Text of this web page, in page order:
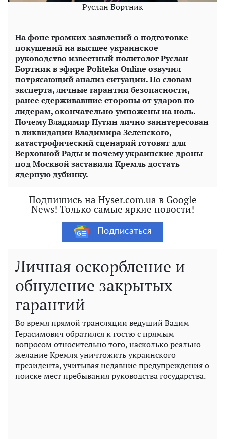
Руслан Бортник
На фоне громких заявлений о подготовке
покушений на высшее украинское
руководство известный политолог Руслан
Бортник в эфире Politeka Online озвучил
потрясающий анализ ситуации. По словам
эксперта, личные гарантии безопасности,
ранее сдерживавшие стороны от ударов по
лидерам, окончательно умножены на ноль.
Почему Владимир Путин лично заинтересован
в ликвидации Владимира Зеленского,
катастрофический сценарий готовят для
Верховной Рады и почему украинские дроны
под Москвой заставили Кремль достать
ядерную дубинку.
Подпишись на Hyser.com.ua в Google
News! Только самые яркие новости!
Подписаться
Личная оскорбление и
обнуление закрытых
гарантий
Во время прямой трансляции ведущий Вадим
Герасимович обратился к гостю с прямым
вопросом относительно того, насколько реально
желание Кремля уничтожить украинского
президента, учитывая недавние предупреждения о
поиске мест пребывания руководства государства.